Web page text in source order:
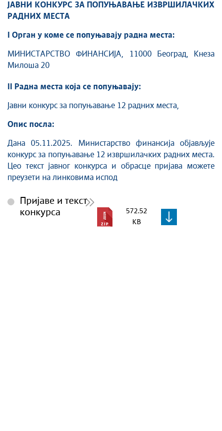
ЈАВНИ КОНКУРС ЗА ПОПУЊАВАЊЕ ИЗВРШИЛАЧКИХ
РАДНИХ МЕСТА
I Орган у коме се попуњавају радна места:
МИНИСТАРСТВО ФИНАНСИЈА, 11000 Београд, Кнеза
Милоша 20
II Радна места која се попуњавају:
Јавни конкурс за попуњавање 12 радних места,
Опис посла:
Дана 05.11.2025. Министарство финансија објављује
конкурс за попуњавање 12 извршилачких радних места.
Цео текст јавног конкурса и обрасце пријава можете
преузети на линковима испод
Пријаве и текст
конкурса
572.52
KB